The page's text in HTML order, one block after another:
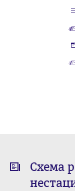
Схема